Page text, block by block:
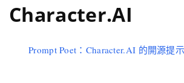
Character.AI
Prompt Poet：Character.AI 的開源提